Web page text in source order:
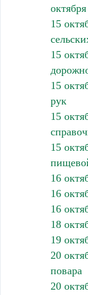
октября
15
15
15
рук
15
15
16
16
16
18
19
20
повара
20